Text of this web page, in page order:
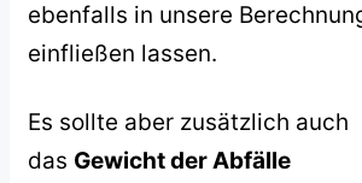
ebenfalls in unsere
einfließen lassen.
Es sollte aber zusätzlich auch
das Gewicht der Abfälle